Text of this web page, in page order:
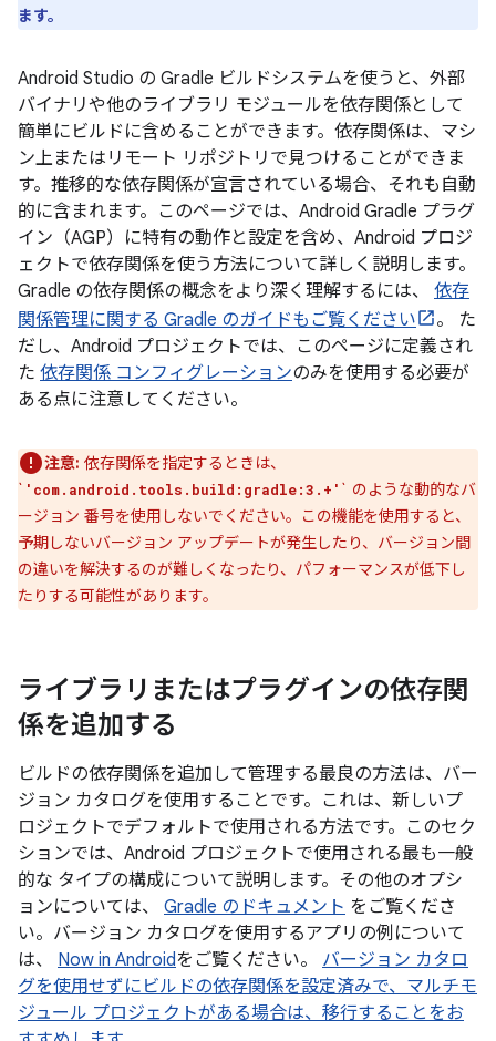
ます。
Android Studio の Gradle ビルドシステムを使うと、外部
バイナリや他のライブラリ モジュールを依存関係として
簡単にビルドに含めることができます。依存関係は、マシ
ン上またはリモート リポジトリで見つけることができま
す。推移的な依存関係が宣言されている場合、それも自動
的に含まれます。このページでは、Android Gradle プラグ
イン（AGP）に特有の動作と設定を含め、Android プロジ
ェクトで依存関係を使う方法について詳しく説明します。
Gradle の依存関係の概念をより深く理解するには、 依存
関係管理に関する Gradle のガイドもご覧ください
。 た
だし、Android プロジェクトでは、このページに定義され
た 依存関係 コンフィグレーションのみを使用する必要が
ある点に注意してください。
注意: 依存関係を指定するときは、
` 'com.android.tools.build:gradle:3.+' ` のような動的なバ
ージョン 番号を使用しないでください。この機能を使用すると、
予期しないバージョン アップデートが発生したり、バージョン間
の違いを解決するのが難しくなったり、パフォーマンスが低下し
たりする可能性があります。
ライブラリまたはプラグインの依存関
係を追加する
ビルドの依存関係を追加して管理する最良の方法は、バー
ジョン カタログを使用することです。これは、新しいプ
ロジェクトでデフォルトで使用される方法です。このセク
ションでは、Android プロジェクトで使用される最も一般
的な タイプの構成について説明します。その他のオプシ
ョンについては、 Gradle のドキュメント をご覧くださ
い。バージョン カタログを使用するアプリの例について
は、 Now in Androidをご覧ください。 バージョン カタロ
グを使用せずにビルドの依存関係を設定済みで、マルチモ
ジュール プロジェクトがある場合は、移行することをお